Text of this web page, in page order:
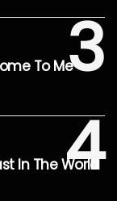
3
To Me
4
In The World